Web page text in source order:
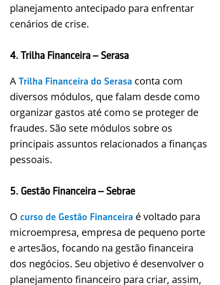
planejamento antecipado para enfrentar
cenários de crise.
4. Trilha Financeira – Serasa
A Trilha Financeira do Serasa conta com
diversos módulos, que falam desde como
organizar gastos até como se proteger de
fraudes. São sete módulos sobre os
principais assuntos relacionados a finanças
pessoais.
5. Gestão Financeira – Sebrae
O curso de Gestão Financeira é voltado para
microempresa, empresa de pequeno porte
e artesãos, focando na gestão financeira
dos negócios. Seu objetivo é desenvolver o
planejamento financeiro para criar, assim,